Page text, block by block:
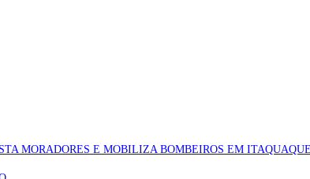
MORADORES E MOBILIZA BOMBEIROS EM